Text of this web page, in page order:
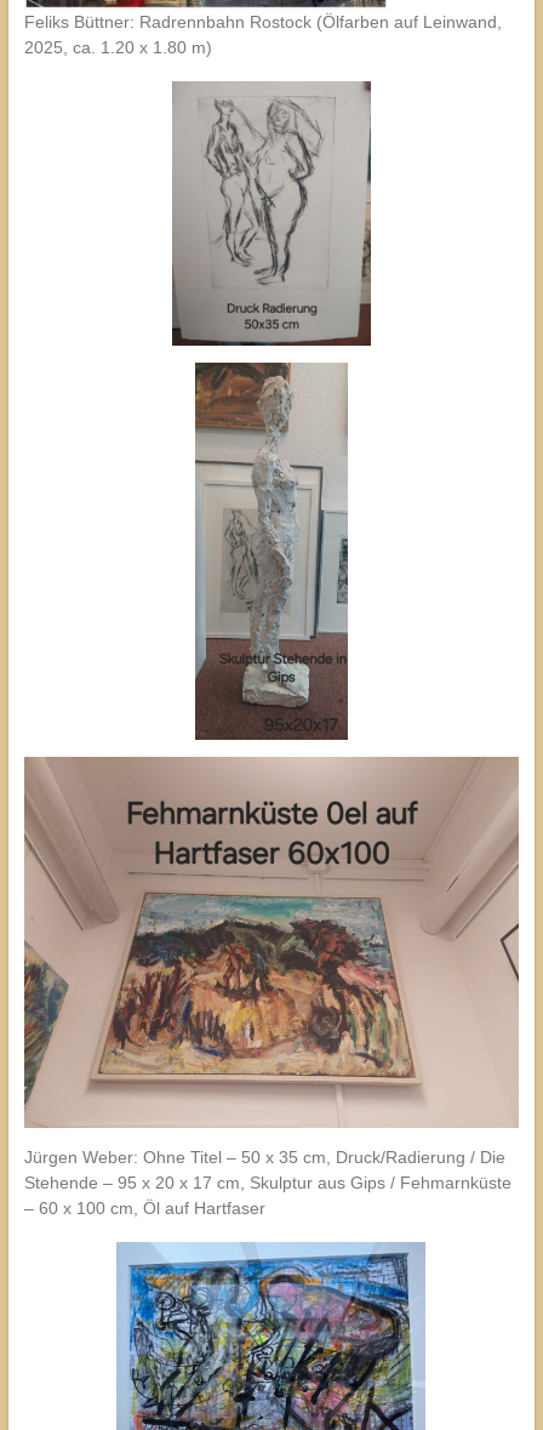
Feliks Büttner: Radrennbahn Rostock (Ölfarben auf Leinwand,
2025, ca. 1.20 x 1.80 m)
Jürgen Weber: Ohne Titel – 50 x 35 cm, Druck/Radierung / Die
Stehende – 95 x 20 x 17 cm, Skulptur aus Gips / Fehmarnküste
– 60 x 100 cm, Öl auf Hartfaser